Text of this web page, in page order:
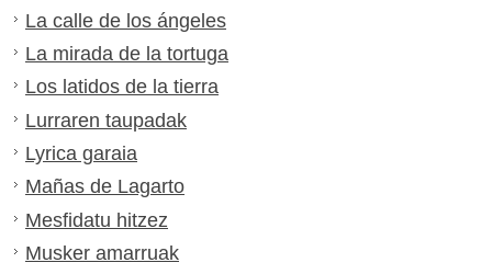
La calle de los ángeles
La mirada de la tortuga
Los latidos de la tierra
Lurraren taupadak
Lyrica garaia
Mañas de Lagarto
Mesfidatu hitzez
Musker amarruak